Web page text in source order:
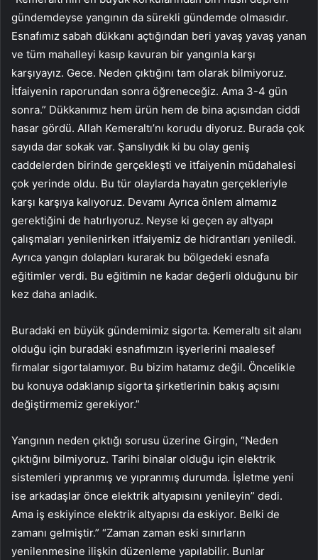
gündemdeyse yangının da sürekli gündemde olmasıdır.
Esnafımız sabah dükkanı açtığından beri yavaş yavaş yanan
ve tüm mahalleyi kasıp kavuran bir yangınla karşı
karşıyayız. Gece. Neden çıktığını tam olarak bilmiyoruz.
İtfaiyenin raporundan sonra öğreneceğiz. Ama 3-4 gün
sonra.” Dükkanımız hem ürün hem de bina açısından ciddi
hasar gördü. Allah Kemeraltı’nı korudu diyoruz. Burada çok
sayıda dar sokak var. Şanslıydık ki bu olay geniş
caddelerden birinde gerçekleşti ve itfaiyenin müdahalesi
çok yerinde oldu. Bu tür olaylarda hayatın gerçekleriyle
karşı karşıya kalıyoruz. Devamı Ayrıca önlem almamız
gerektiğini de hatırlıyoruz. Neyse ki geçen ay altyapı
çalışmaları yenilenirken itfaiyemiz de hidrantları yeniledi.
Ayrıca yangın dolapları kurarak bu bölgedeki esnafa
eğitimler verdi. Bu eğitimin ne kadar değerli olduğunu bir
kez daha anladık.
Buradaki en büyük gündemimiz sigorta. Kemeraltı sit alanı
olduğu için buradaki esnafımızın işyerlerini maalesef
firmalar sigortalamıyor. Bu bizim hatamız değil. Öncelikle
bu konuya odaklanıp sigorta şirketlerinin bakış açısını
değiştirmemiz gerekiyor.”
Yangının neden çıktığı sorusu üzerine Girgin, “Neden
çıktığını bilmiyoruz. Tarihi binalar olduğu için elektrik
sistemleri yıpranmış ve yıpranmış durumda. İşletme yeni
ise arkadaşlar önce elektrik altyapısını yenileyin” dedi.
Ama iş eskiyince elektrik altyapısı da eskiyor. Belki de
zamanı gelmiştir.” “Zaman zaman eski sınırların
yenilenmesine ilişkin düzenleme yapılabilir. Bunlar